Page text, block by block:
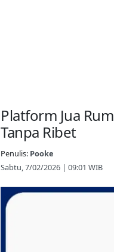
Platform Jua
Tanpa Ribet
Penulis: Pooke
Sabtu, 7/02/2026 | 09:01 WIB